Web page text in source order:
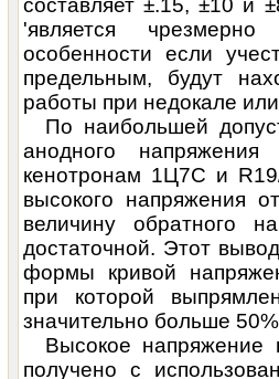
составляет ±.15, ±10 и
'является
особенности если
предельным, будут
работы при недокале
По наибольшей
анодного
кенотронам 1Ц7С и
высокого напряжения
величину обратного
достаточной. Этот
формы кривой
при которой
значительно больше
Высокое
получено с